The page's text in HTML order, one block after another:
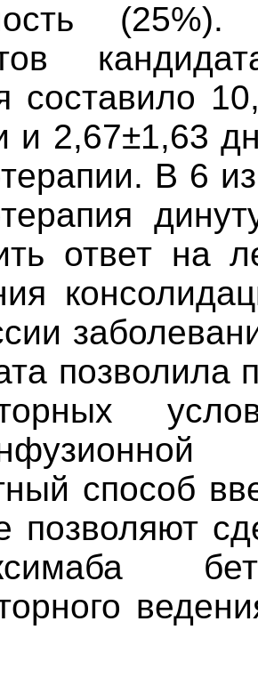
составило
и 2,67±1,63
B 6
ответ на
позволила
способ
позволяют